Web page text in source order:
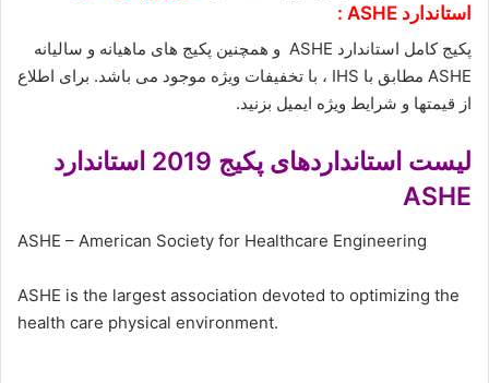
استاندارد ASHE :
پکیج کامل استاندارد ASHE و همچنین پکیج های ماهیانه و سالیانه
ASHE مطابق با IHS ، با تخفیفات ویژه موجود می باشد. برای اطلاع
از قیمتها و شرایط ویژه ایمیل بزنید.
لیست استانداردهای پکیج 2019 استاندارد
ASHE
ASHE – American Society for Healthcare Engineering
ASHE is the largest association devoted to optimizing the
health care physical environment.